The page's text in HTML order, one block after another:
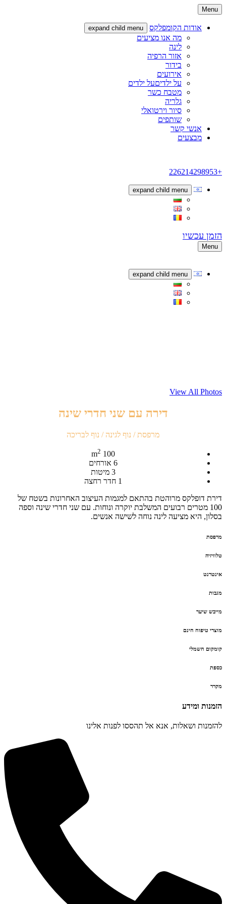
Menu
אודות הקומפלקס expand child menu
מה אנו מציעים
לינה
אזור הרפיה
בידור
אירועים
על ילדיםעל ילדים
מטבח כשר
גלריה
סיור וירטואלי
שותפים
אנשי קשר
מבצעים
+226214298953
expand child menu
הזמן עכשיו
Menu
expand child menu
View All Photos
דירה עם שני חדרי שינה
מרפסת / נוף לגינה / נוף לבריכה
100 m
2
6 אורחים
3 מיטות
1 חדר רחצה
דירת דופלקס מרוהטת בהתאם למגמות העיצוב האחרונות בשטח של
100 מטרים רבועים המשלבת יוקרה ונוחות. עם שני חדרי שינה וספה
בסלון, היא מציעה לינה נוחה לשישה אנשים.
מרפסת
טלוויזיה
אינטרנט
מגבות
מייבש שיער
מוצרי טיפוח חינם
קומקום חשמלי
כספת
מקרר
הזמנות ומידע
להזמנות ושאלות, אנא אל תהססו לפנות אלינו